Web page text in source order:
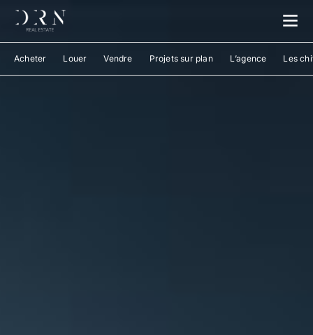
Acheter Louer Vendre Projets sur plan L’agence Les